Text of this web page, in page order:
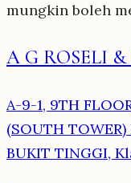
mungkin boleh
A G ROSELI &
A-9-1, 9TH
(SOUTH TOWER)
BUKIT TINGGI,